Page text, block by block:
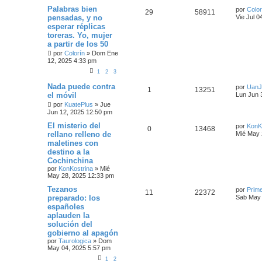
Palabras bien
pensadas, y no
esperar réplicas
toreras. Yo, mujer
a partir de los 50
por Colorín » Dom Ene
12, 2025 4:33 pm
1 2 3
29 58911 por
Vie Jul
Nada puede contra
el móvil
por KuatePlus » Jue
Jun 12, 2025 12:50 pm
1 13251 por
Lun Jun
El misterio del
rellano relleno de
maletines con
destino a la
Cochinchina
por KonKostrina » Mié
May 28, 2025 12:33 pm
0 13468 por
Mié May
Tezanos
preparado: los
españoles
aplauden la
solución del
gobierno al apagón
por Taurologica » Dom
May 04, 2025 5:57 pm
1 2
11 22372 por
Sab